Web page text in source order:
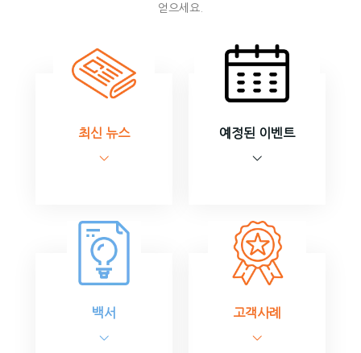
얻으세요.
최신 뉴스 예정된 이벤트
백서 고객사례